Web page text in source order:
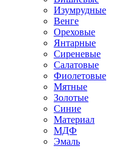
Изумрудные
Венге
Ореховые
Янтарные
Сиреневые
Салатовые
Фиолетовые
Мятные
Золотые
Синие
Материал
МДФ
Эмаль